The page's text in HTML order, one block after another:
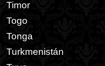
Timor
Togo
Tonga
Turkmenistán